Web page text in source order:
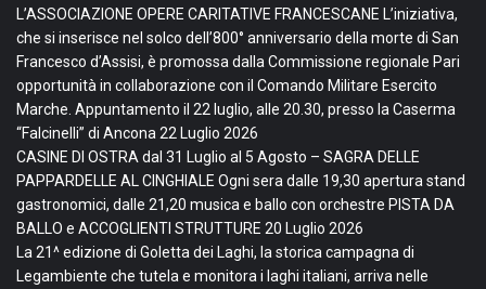
L’ASSOCIAZIONE OPERE CARITATIVE FRANCESCANE L’iniziativa,
che si inserisce nel solco dell’800° anniversario della morte di San
Francesco d’Assisi, è promossa dalla Commissione regionale Pari
opportunità in collaborazione con il Comando Militare Esercito
Marche. Appuntamento il 22 luglio, alle 20.30, presso la Caserma
“Falcinelli” di Ancona 22 Luglio 2026
CASINE DI OSTRA dal 31 Luglio al 5 Agosto – SAGRA DELLE
PAPPARDELLE AL CINGHIALE Ogni sera dalle 19,30 apertura stand
gastronomici, dalle 21,20 musica e ballo con orchestre PISTA DA
BALLO e ACCOGLIENTI STRUTTURE 20 Luglio 2026
La 21^ edizione di Goletta dei Laghi, la storica campagna di
Legambiente che tutela e monitora i laghi italiani, arriva nelle